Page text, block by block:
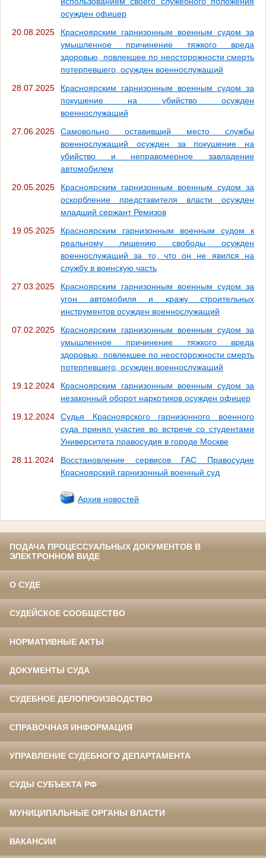
осужден офицер
20.08.2025
Красноярским гарнизонным военным судом за
умышленное причинение тяжкого вреда
здоровью, повлекшее по неосторожности смерть
потерпевшего, осужден военнослужащий
28.07.2025
Красноярским гарнизонным военным судом за
покушение на убийство осужден
военнослужащий
27.06.2025
Самовольно оставивший место службы
военнослужащий осужден за покушение на
убийство и неправомерное завладение
автомобилем
20.05.2025
Красноярским гарнизонным военным судом за
оскорбление представителя власти осужден
младший сержант Ремизов
19.05.2025
Красноярским гарнизонным военным судом к
реальному лишению свободы осужден
военнослужащий за то, что он не явился на
службу в воинскую часть
27.03.2025
Красноярским гарнизонным военным судом за
угон автомобиля и кражу строительных
инструментов осужден военнослужащий
07.02.2025
Красноярским гарнизонным военным судом за
умышленное причинение тяжкого вреда
здоровью, повлекшее по неосторожности смерть
потерпевшего, осужден военнослужащий
19.12.2024
Красноярским гарнизонным военным судом за
незаконный оборот наркотиков осужден офицер
19.12.2024
Судья Красноярского гарнизонного военного
суда принял участие во встрече со студентами
Университета правосудия в городе Москве
28.11.2024
Восстановление сервисов ГАС Правосудие
Красноярский гарнизонный военный суд
Архив новостей
ПОДАЧА ПРОЦЕССУАЛЬНЫХ ДОКУМЕНТОВ В
ЭЛЕКТРОННОМ ВИДЕ
О СУДЕ
СУДЕЙСКОЕ СООБЩЕСТВО
НОРМАТИВНЫЕ АКТЫ
ДОКУМЕНТЫ СУДА
СУДЕБНОЕ ДЕЛОПРОИЗВОДСТВО
СПРАВОЧНАЯ ИНФОРМАЦИЯ
УПРАВЛЕНИЕ СУДЕБНОГО ДЕПАРТАМЕНТА
СУДЫ СУБЪЕКТА РФ
МУНИЦИПАЛЬНЫЕ ОРГАНЫ ВЛАСТИ
ВАКАНСИИ